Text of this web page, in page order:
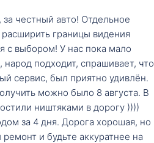
честный авто! Отдельное
границы видения
с выбором! У нас пока мало
подходит, спрашивает, что
сервис, был приятно удивлён.
можно было 8 августа. В
ништяками в дорогу ))))
за 4 дня. Дорога хорошая, но
и будьте аккуратнее на